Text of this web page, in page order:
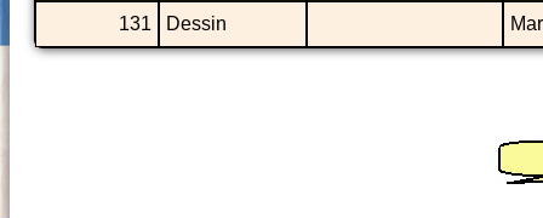
131
Dessin